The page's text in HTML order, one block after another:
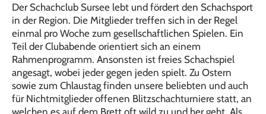
Der Schachclub Sursee lebt und fördert den Schachsport
in der Region. Die Mitglieder treffen sich in der Regel
einmal pro Woche zum gesellschaftlichen Spielen. Ein
Teil der Clubabende orientiert sich an einem
Rahmenprogramm. Ansonsten ist freies Schachspiel
angesagt, wobei jeder gegen jeden spielt. Zu Ostern
sowie zum Chlaustag finden unsere beliebten und auch
für Nichtmitglieder offenen Blitzschachturniere statt, an
welchen es auf dem Brett oft wild zu und her geht. Als